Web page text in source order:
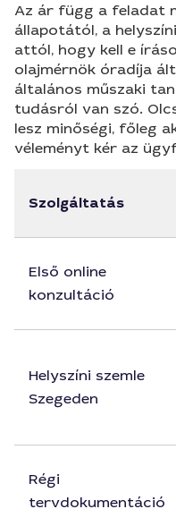
Az ár függ a feladat
állapotától, a
attól, hogy kell e
olajmérnök óradíja
általános műszaki
tudásról van szó.
lesz minőségi, főleg
véleményt kér az
Szolgáltatás
Első online
konzultáció
Helyszíni szemle
Szegeden
Régi
tervdokumentáció